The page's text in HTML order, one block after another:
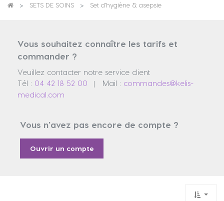
SETS DE SOINS Set d'hygiène & asepsie
Vous souhaitez connaître les tarifs et
commander ?
Veuillez contacter notre service client
Tél : 04 42 18 52 00 | Mail : commandes@kelis-
medical.com
Vous n'avez pas encore de compte ?
Ouvrir un compte